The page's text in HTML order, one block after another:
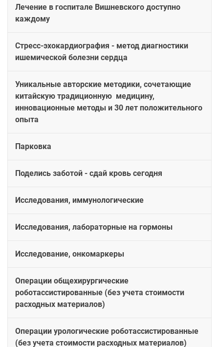
Лечение в госпитале Вишневского доступно
каждому
Стресс-эхокардиография - метод диагностики
ишемической болезни сердца
Уникальные авторские методики, сочетающие
китайскую традиционную медицину,
инновационные методы и 30 лет положительного
опыта
Парковка
Поделись заботой - сдай кровь сегодня
Исследования, иммунологические
Исследования, лабораторные на гормоны
Исследование, онкомаркеры
Операции общехирургические
роботассистированные (без учета стоимости
расходных материалов)
Операции урологические роботассистированные
(без учета стоимости расходных материалов)